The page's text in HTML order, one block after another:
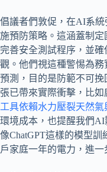
倡議者們敦促，在AI系
施預防策略。這涵蓋制定
完善安全測試程序，並
觀。他們視這種警惕為
預測，目的是防範不可
張已帶來實際衝擊，比如
工具依賴水力壓裂天然
環境成本，也提醒我們AI
像ChatGPT這樣的模型
戶家庭一年的電力，進一